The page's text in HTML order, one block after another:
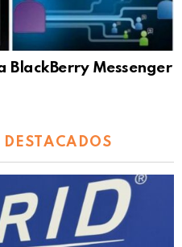
Messenger
DESTACADOS